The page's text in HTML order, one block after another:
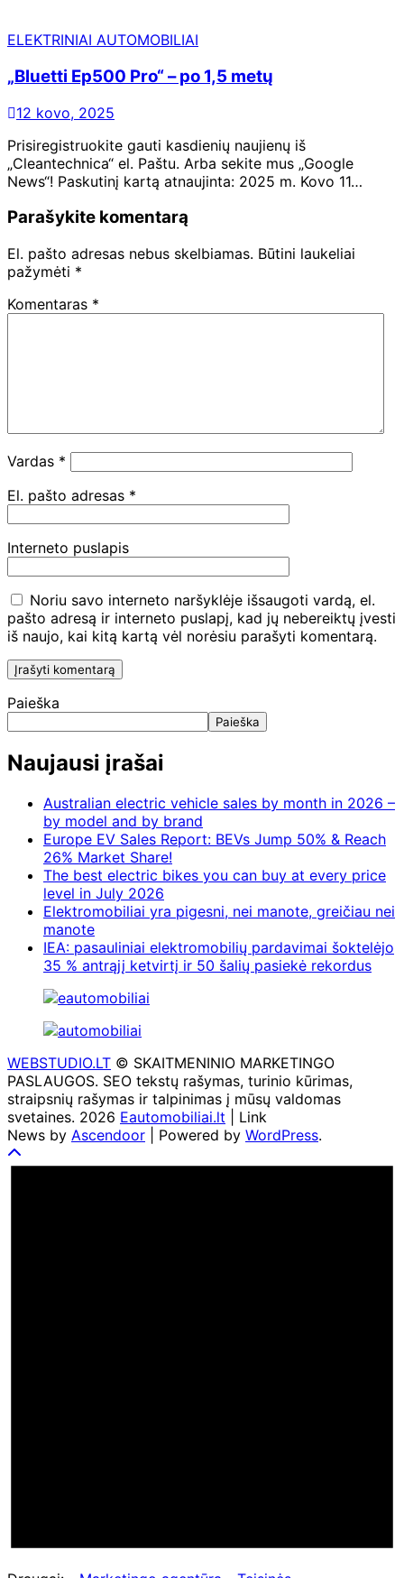
ELEKTRINIAI AUTOMOBILIAI
„Bluetti Ep500 Pro“ – po 1,5 metų
12 kovo, 2025
Prisiregistruokite gauti kasdienių naujienų iš
„Cleantechnica“ el. Paštu. Arba sekite mus „Google
News“! Paskutinį kartą atnaujinta: 2025 m. Kovo 11…
Parašykite komentarą
El. pašto adresas nebus skelbiamas. Būtini laukeliai
pažymėti *
Komentaras *
Vardas *
El. pašto adresas *
Interneto puslapis
Noriu savo interneto naršyklėje išsaugoti vardą, el.
pašto adresą ir interneto puslapį, kad jų nebereiktų įvesti
iš naujo, kai kitą kartą vėl norėsiu parašyti komentarą.
Paieška
Paieška
Naujausi įrašai
Australian electric vehicle sales by month in 2026 –
by model and by brand
Europe EV Sales Report: BEVs Jump 50% & Reach
26% Market Share!
The best electric bikes you can buy at every price
level in July 2026
Elektromobiliai yra pigesni, nei manote, greičiau nei
manote
IEA: pasauliniai elektromobilių pardavimai šoktelėjo
35 % antrąjį ketvirtį ir 50 šalių pasiekė rekordus
WEBSTUDIO.LT © SKAITMENINIO MARKETINGO
PASLAUGOS. SEO tekstų rašymas, turinio kūrimas,
straipsnių rašymas ir talpinimas į mūsų valdomas
svetaines. 2026 Eautomobiliai.lt | Link
News by Ascendoor | Powered by WordPress.